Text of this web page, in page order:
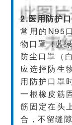
2.医用防护
常用的N95
物口罩（蓝
防尘口罩（
应选择防生
用防护口罩
一根橡皮筋
筋固定在头
合，不留缝隙